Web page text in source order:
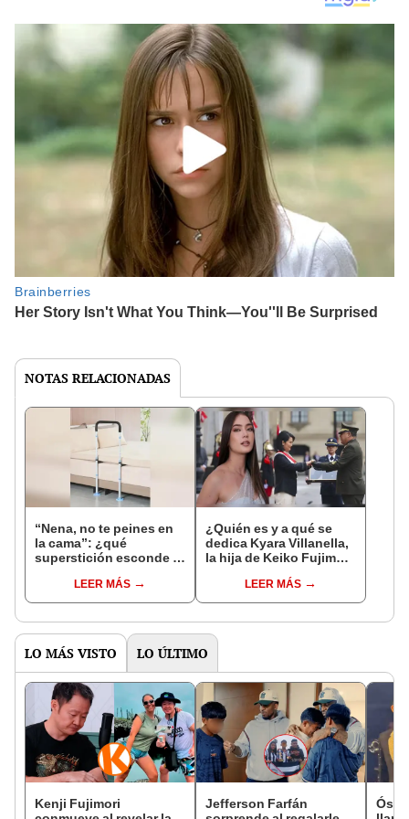
NOTAS RELACIONADAS
“Nena, no te peines en
la cama”: ¿qué
superstición esconde la
Enanitos Verdes?
LEER MÁS
¿Quién es y a qué se
dedica Kyara Villanella,
la hija de Keiko Fujimori
nivel nacional?
LEER MÁS
LO MÁS VISTO LO ÚLTIMO
Kenji Fujimori
Jefferson Farfán